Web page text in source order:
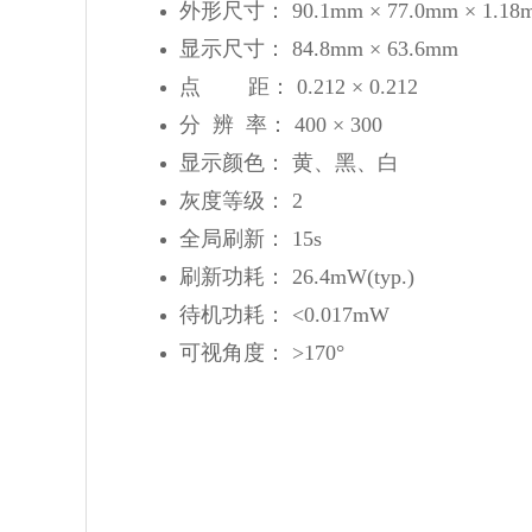
外形尺寸： 90.1mm × 77.0mm ×
显示尺寸： 84.8mm × 63.6mm
点 距： 0.212 × 0.212
分 辨 率： 400 × 300
显示颜色： 黄、黑、白
灰度等级： 2
全局刷新： 15s
刷新功耗： 26.4mW(typ.)
待机功耗： <0.017mW
可视角度： >170°